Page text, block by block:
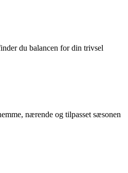
du balancen for din trivsel
nærende og tilpasset sæsonen